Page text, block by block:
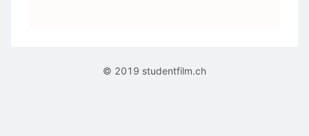
© 2019 studentfilm.ch